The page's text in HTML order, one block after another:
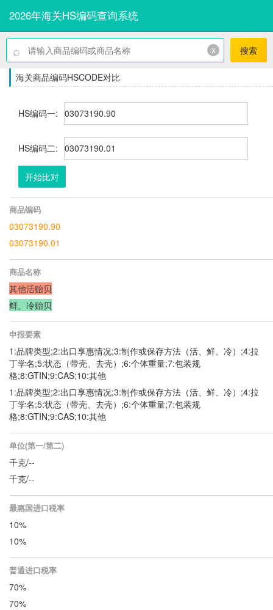
2026年海关HS编码查询系统
⌕ x 搜索
海关商品编码HSCODE对比
HS编码一:
HS编码二:
开始比对
商品编码
03073190.90
03073190.01
商品名称
其他活贻贝
鲜、冷贻贝
申报要素
1:品牌类型;2:出口享惠情况;3:制作或保存方法（活、鲜、冷）;4:拉
丁学名;5:状态（带壳、去壳）;6:个体重量;7:包装规
格;8:GTIN;9:CAS;10:其他
1:品牌类型;2:出口享惠情况;3:制作或保存方法（活、鲜、冷）;4:拉
丁学名;5:状态（带壳、去壳）;6:个体重量;7:包装规
格;8:GTIN;9:CAS;10:其他
单位(第一/第二)
千克/--
千克/--
最惠国进口税率
10%
10%
普通进口税率
70%
70%